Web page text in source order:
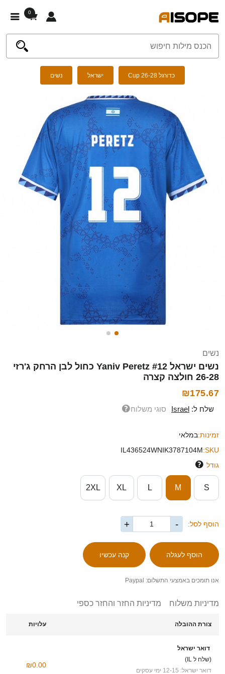
0
כדורגל Cup 26-28 ישראל נשים
נשים
נשים ישראל Yaniv Peretz #12 כחול לבן הרחק ג'רזי
26-28 חולצה קצרה
₪175.67
שלח ל: Israel סוגי משלוח
זמינות:במלאי
SKU:
IL436524WNIK3787104M
גודל
S
M
L
XL
2XL
הוסף לסל: -
+
אנו תומכים באמצעי התשלום: Paypal
מדיניות משלוח מדיניות החזר והחזר כספי
צורת ההובלה עלויות
דואר ישראל
(שלח ל IL)
דואר ישראל: 12-15 ימי עסקים
₪0.00